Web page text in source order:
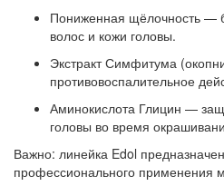
Пониженная щёлочность —
волос и кожи головы.
Экстракт Симфитума
противовоспалительное
Аминокислота Глицин —
головы во время
Важно: линейка Edol
профессионального применения